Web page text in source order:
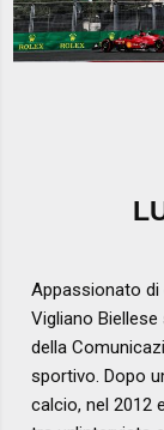
Appassionato di
Vigliano
della
sportivo. Dopo
calcio, nel 2012